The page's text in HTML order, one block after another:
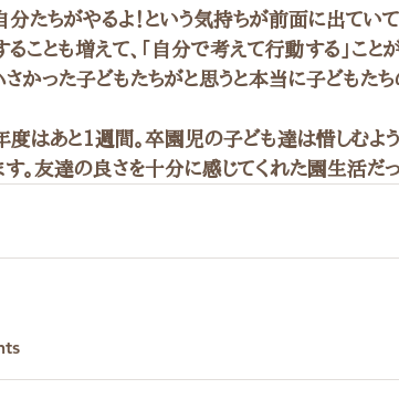
分たちがやるよ！という気持ちが前面に出てい
ことも増えて、「自分で考えて行動する」こと
さかった子どもたちがと思うと本当に子どもた
はあと1週間。卒園児の子ども達は惜しむよ
す。友達の良さを十分に感じてくれた園生活だっ